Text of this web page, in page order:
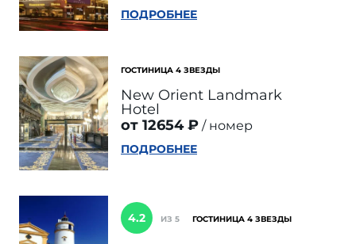
ПОДРОБНЕЕ
ГОСТИНИЦА 4 ЗВЕЗДЫ
New Orient Landmark
Hotel
от 12654 ₽
номер
ПОДРОБНЕЕ
4.2 ИЗ 5 ГОСТИНИЦА 4 ЗВЕЗДЫ